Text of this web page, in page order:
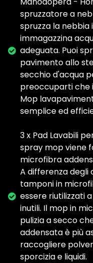
spruzzatore a
spruzza la
immagazzina
adeguata. Puoi
pavimento allo
secchio d'acqua
preoccuparti che
Mop
semplice ed
3 x Pad Lavabili
spray mop viene
microfibra
A differenza degli
tamponi in
essere riutilizzati
inutili. Il mop in
pulizia a secco
addensata è più
raccogliere
sporcizia e liquidi.